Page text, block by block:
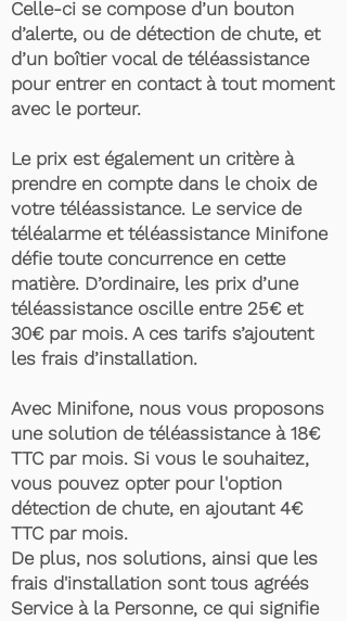
Celle-ci se compose d’un bouton
d’alerte, ou de détection de chute, et
d’un boîtier vocal de téléassistance
pour entrer en contact à tout moment
avec le porteur.
Le prix est également un critère à
prendre en compte dans le choix de
votre téléassistance. Le service de
téléalarme et téléassistance Minifone
défie toute concurrence en cette
matière. D’ordinaire, les prix d’une
téléassistance oscille entre 25€ et
30€ par mois. A ces tarifs s’ajoutent
les frais d’installation.
Avec Minifone, nous vous proposons
une solution de téléassistance à 18€
TTC par mois. Si vous le souhaitez,
vous pouvez opter pour l'option
détection de chute, en ajoutant 4€
TTC par mois.
De plus, nos solutions, ainsi que les
frais d'installation sont tous agréés
Service à la Personne, ce qui signifie